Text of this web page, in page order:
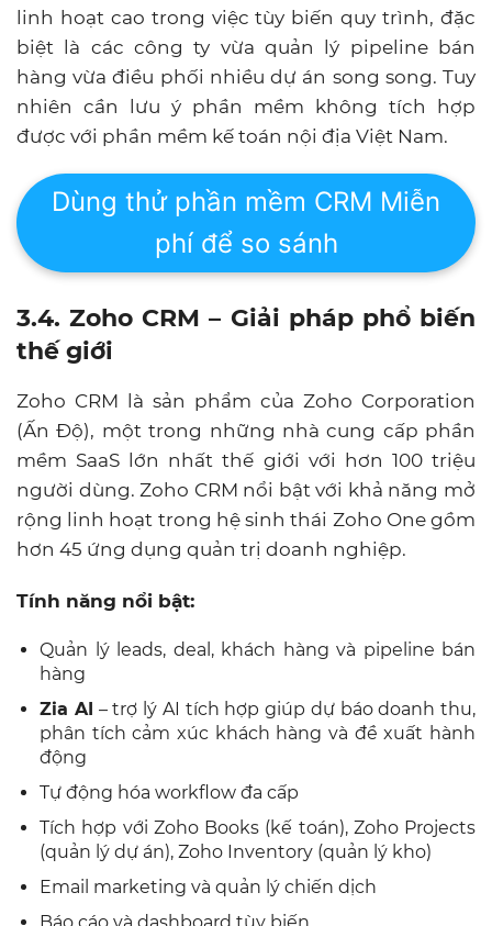
linh hoạt cao trong việc tùy biến quy trình, đặc
biệt là các công ty vừa quản lý pipeline bán
hàng vừa điều phối nhiều dự án song song. Tuy
nhiên cần lưu ý phần mềm không tích hợp
được với phần mềm kế toán nội địa Việt Nam.
Dùng thử phần mềm CRM Miễn
phí để so sánh
3.4. Zoho CRM – Giải pháp phổ biến
thế giới
Zoho CRM là sản phẩm của Zoho Corporation
(Ấn Độ), một trong những nhà cung cấp phần
mềm SaaS lớn nhất thế giới với hơn 100 triệu
người dùng. Zoho CRM nổi bật với khả năng mở
rộng linh hoạt trong hệ sinh thái Zoho One gồm
hơn 45 ứng dụng quản trị doanh nghiệp.
Tính năng nổi bật:
Quản lý leads, deal, khách hàng và pipeline bán
hàng
Zia AI – trợ lý AI tích hợp giúp dự báo doanh thu,
phân tích cảm xúc khách hàng và đề xuất hành
động
Tự động hóa workflow đa cấp
Tích hợp với Zoho Books (kế toán), Zoho Projects
(quản lý dự án), Zoho Inventory (quản lý kho)
Email marketing và quản lý chiến dịch
Báo cáo và dashboard tùy biến